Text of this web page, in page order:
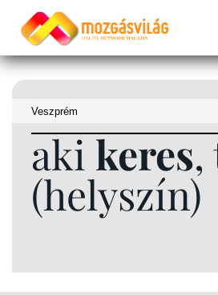
aki keres,
(helyszín)